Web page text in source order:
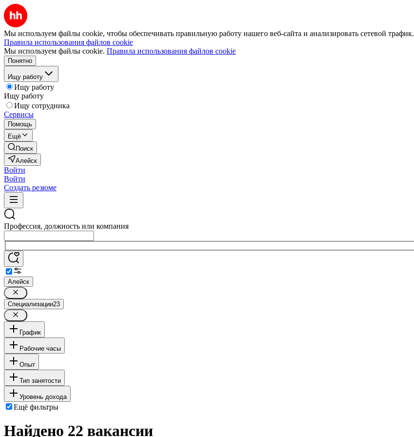
Мы используем файлы cookie, чтобы обеспечивать правильную работу нашего веб-сайта и анализировать сетевой трафик.
Правила использования файлов cookie
Мы используем файлы cookie. Правила использования файлов cookie
Понятно
Ищу работу
Ищу работу
Ищу работу
Ищу сотрудника
Сервисы
Помощь
Ещё
Поиск
Алейск
Войти
Войти
Создать резюме
Профессия, должность или компания
Алейск
Специализации23
График
Рабочие часы
Опыт
Тип занятости
Уровень дохода
Ещё фильтры
Найдено 22 вакансии